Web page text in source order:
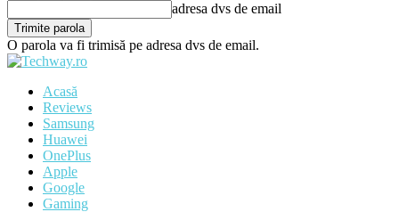
adresa dvs de email
O parola va fi trimisă pe adresa dvs de email.
Acasă
Reviews
Samsung
Huawei
OnePlus
Apple
Google
Gaming